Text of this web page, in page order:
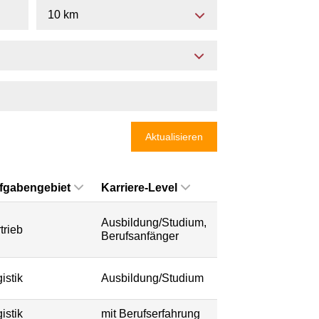
10 km
Aktualisieren
Karriere-Level
Ausbildung/Studium,
Berufsanfänger
Ausbildung/Studium
mit Berufserfahrung